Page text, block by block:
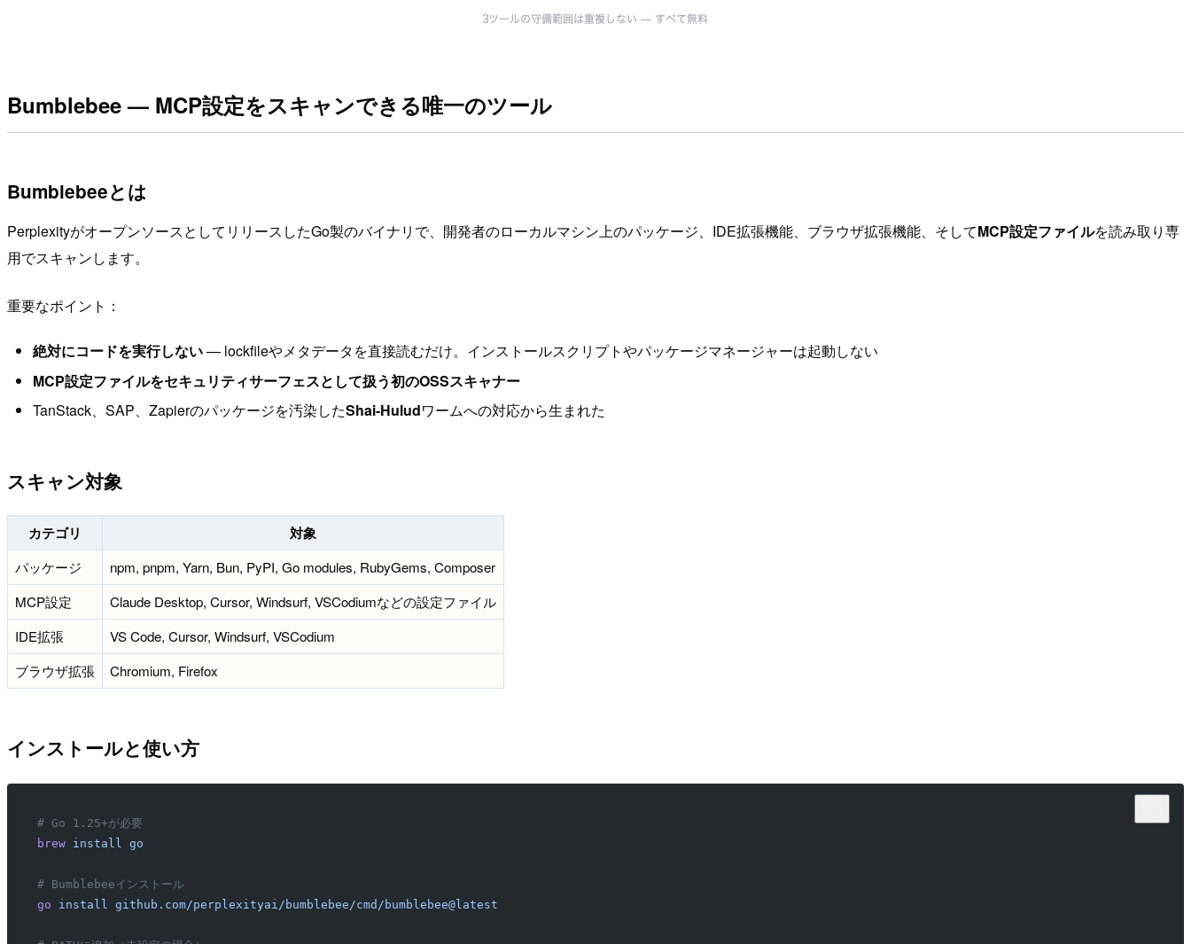
Bumblebee — MCP設定をスキャンできる唯一のツール
Bumblebeeとは
PerplexityがオープンソースとしてリリースしたGo製のバイナリで、開発者のローカルマシン上のパッケージ、IDE拡張機能、ブラウザ拡張機能、そしてMCP設定ファイルを読み取り専
用でスキャンします。
重要なポイント：
絶対にコードを実行しない— lockfileやメタデータを直接読むだけ。インストールスクリプトやパッケージマネージャーは起動しない
MCP設定ファイルをセキュリティサーフェスとして扱う初のOSSスキャナー
TanStack、SAP、Zapierのパッケージを汚染したShai-Huludワームへの対応から生まれた
スキャン対象
カテゴリ 対象
パッケージ
npm, pnpm, Yarn, Bun, PyPI, Go modules, RubyGems, Composer
MCP設定
Claude Desktop, Cursor, Windsurf, VSCodiumなどの設定ファイル
IDE拡張
VS Code, Cursor, Windsurf, VSCodium
ブラウザ拡張
Chromium, Firefox
インストールと使い方
# Go 1.25+が必要
brew install go
# Bumblebeeインストール
go install github.com/perplexityai/bumblebee/cmd/bumblebee@latest